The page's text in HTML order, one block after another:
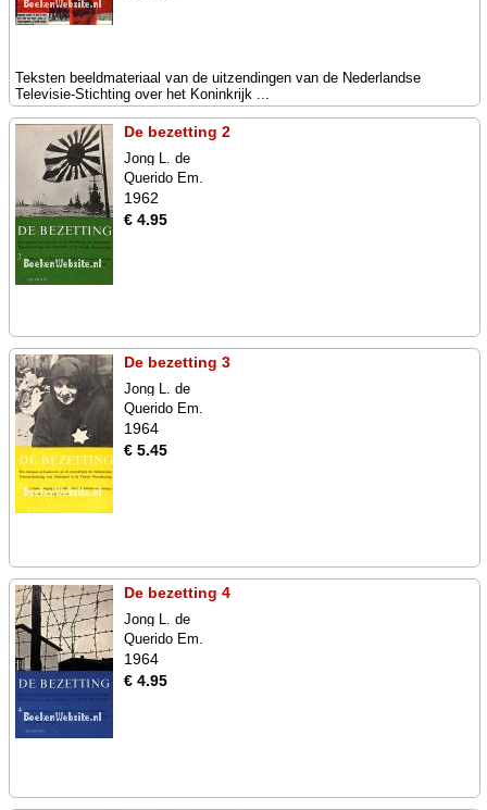
Teksten beeldmateriaal van de uitzendingen van de Nederlandse
Televisie-Stichting over het Koninkrijk ...
De bezetting 2
Jong L. de
Querido Em.
1962
€ 4.95
De bezetting 3
Jong L. de
Querido Em.
1964
€ 5.45
De bezetting 4
Jong L. de
Querido Em.
1964
€ 4.95